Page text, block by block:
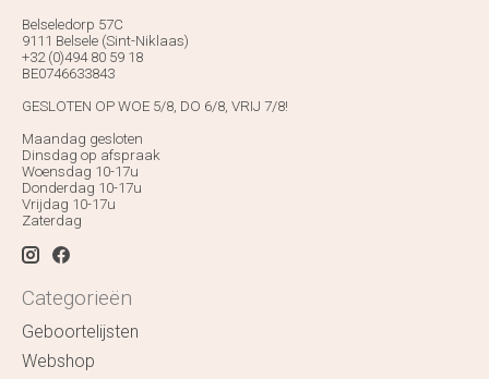
Belseledorp 57C
9111 Belsele (Sint-Niklaas)
+32 (0)494 80 59 18
BE0746633843
GESLOTEN OP WOE 5/8, DO 6/8, VRIJ 7/8!
Maandag gesloten
Dinsdag op afspraak
Woensdag 10-17u
Donderdag 10-17u
Vrijdag 10-17u
Zaterdag
Categorieën
Geboortelijsten
Webshop